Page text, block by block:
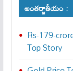
అంతర్జాతీయం :
Rs-179-
Top Story